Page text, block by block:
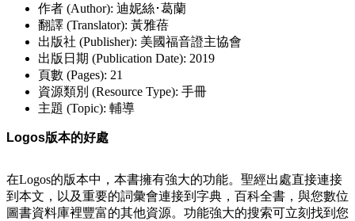
作者 (Author): 迪妮絲･葛蘭
翻譯 (Translator): 黃雅蓓
出版社 (Publisher): 美國福音證主協會
出版日期 (Publication Date): 2019
頁數 (Pages): 21
資源類別 (Resource Type): 手冊
主題 (Topic): 輔導
Logos版本的好處
在Logos的版本中，本書擁有強大的功能。聖經出處直接連接
到本文，以及重要的詞彙會連接到字典，百科全書，與您數位
圖書資料庫裡豐富的其他資源。功能強大的搜索可立刻找到您